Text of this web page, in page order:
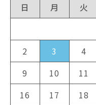
日
月 火
2
3 4
9
10 11
16
17 18